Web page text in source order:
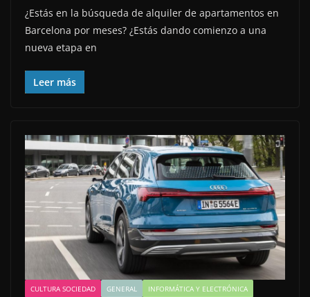
¿Estás en la búsqueda de alquiler de apartamentos en
Barcelona por meses? ¿Estás dando comienzo a una
nueva etapa en
Leer más
CULTURA SOCIEDAD GENERAL
INFORMÁTICA Y ELECTRÓNICA